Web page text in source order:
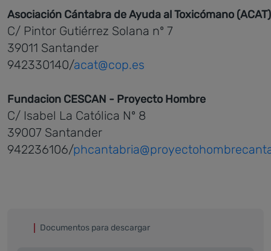
Asociación Cántabra de Ayuda al Toxicómano (ACAT)
C/ Pintor Gutiérrez Solana nº 7
39011 Santander
942330140/acat@cop.es
Fundacion CESCAN - Proyecto Hombre
C/ Isabel La Católica Nº 8
39007 Santander
942236106/
Documentos para descargar